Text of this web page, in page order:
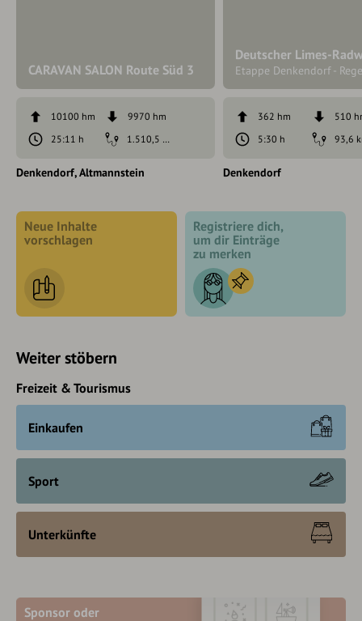
CARAVAN SALON Route Süd 3
10100 hm
9970 hm
25:11 h
1.510,5 km
Denkendorf Altmannstein
Deutscher Limes-
Etappe Denkendorf -
362 hm
510
5:30 h
93,6
Denkendorf
Neue Inhalte
vorschlagen
Registriere dich,
um dir Einträge
zu merken
Weiter stöbern
Freizeit & Tourismus
Einkaufen
Sport
Unterkünfte
Sponsor oder